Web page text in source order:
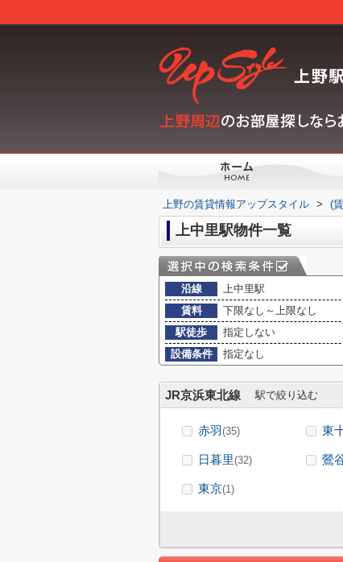
上野の賃貸情報アップスタイル > (
上中里駅物件一覧
沿線
上中里駅
賃料
下限なし～上限なし
駅徒歩
指定しない
設備条件
指定なし
JR京浜東北線 駅で絞り込む
赤羽(35) 東
日暮里(32) 鶯
東京(1)